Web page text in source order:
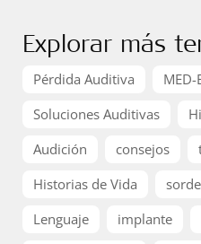
Explorar más
Pérdida Auditiva
Soluciones Auditivas
Audición
consejos
Historias de Vida
Lenguaje
implante